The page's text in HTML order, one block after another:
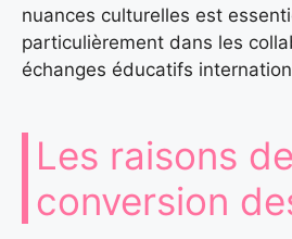
nuances culturelles est
particulièrement dans les
échanges éducatifs
Les raisons
conversion